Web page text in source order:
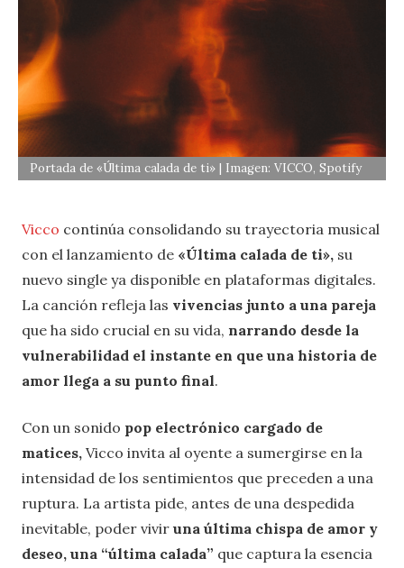
Portada de «Última calada de ti» | Imagen: VICCO, Spotify
Vicco continúa consolidando su trayectoria musical
con el lanzamiento de «Última calada de ti», su
nuevo single ya disponible en plataformas digitales.
La canción refleja las vivencias junto a una pareja
que ha sido crucial en su vida, narrando desde la
vulnerabilidad el instante en que una historia de
amor llega a su punto final.
Con un sonido pop electrónico cargado de
matices, Vicco invita al oyente a sumergirse en la
intensidad de los sentimientos que preceden a una
ruptura. La artista pide, antes de una despedida
inevitable, poder vivir una última chispa de amor y
deseo, una “última calada” que captura la esencia